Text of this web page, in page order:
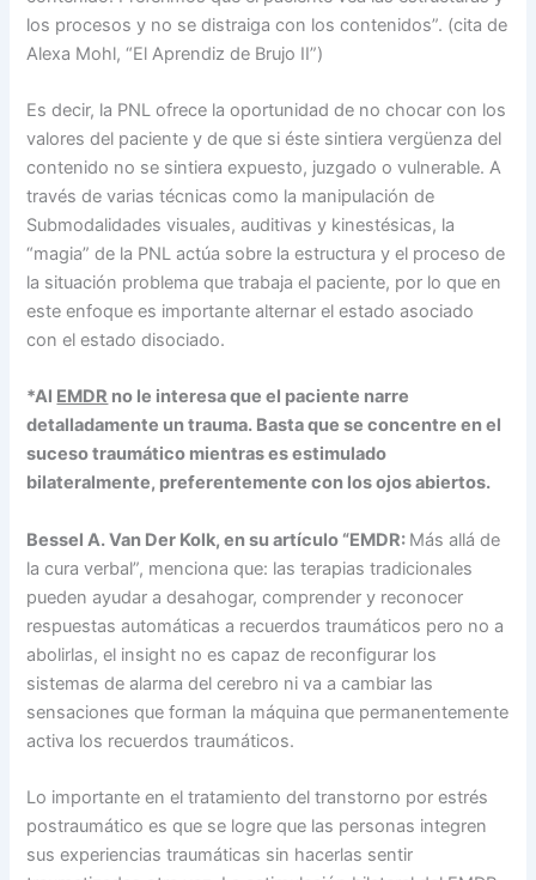
los procesos y no se distraiga con los contenidos”. (cita de
Alexa Mohl, “El Aprendiz de Brujo II”)
Es decir, la PNL ofrece la oportunidad de no chocar con los
valores del paciente y de que si éste sintiera vergüenza del
contenido no se sintiera expuesto, juzgado o vulnerable. A
través de varias técnicas como la manipulación de
Submodalidades visuales, auditivas y kinestésicas, la
“magia” de la PNL actúa sobre la estructura y el proceso de
la situación problema que trabaja el paciente, por lo que en
este enfoque es importante alternar el estado asociado
con el estado disociado.
*Al EMDR no le interesa que el paciente narre
detalladamente un trauma. Basta que se concentre en el
suceso traumático mientras es estimulado
bilateralmente, preferentemente con los ojos abiertos.
Bessel A. Van Der Kolk, en su artículo “EMDR: Más allá de
la cura verbal”, menciona que: las terapias tradicionales
pueden ayudar a desahogar, comprender y reconocer
respuestas automáticas a recuerdos traumáticos pero no a
abolirlas, el insight no es capaz de reconfigurar los
sistemas de alarma del cerebro ni va a cambiar las
sensaciones que forman la máquina que permanentemente
activa los recuerdos traumáticos.
Lo importante en el tratamiento del transtorno por estrés
postraumático es que se logre que las personas integren
sus experiencias traumáticas sin hacerlas sentir